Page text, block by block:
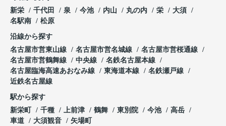
新栄
千代田 泉 今池 内山 丸の内 栄
大須
名駅南
松原
沿線から探す
名古屋市営東山線
名古屋市営名城線
名古屋市営桜通線
名古屋市営鶴舞線
中央線
名鉄名古屋本線
名古屋臨海高速あおなみ線
東海道本線
名鉄瀬戸線
近鉄名古屋線
駅から探す
新栄町
千種 上前津 鶴舞 東別院 今池
高岳
車道
大須観音 矢場町